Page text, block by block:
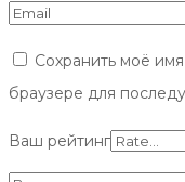
Сохранить моё
браузере для
Ваш рейтинг